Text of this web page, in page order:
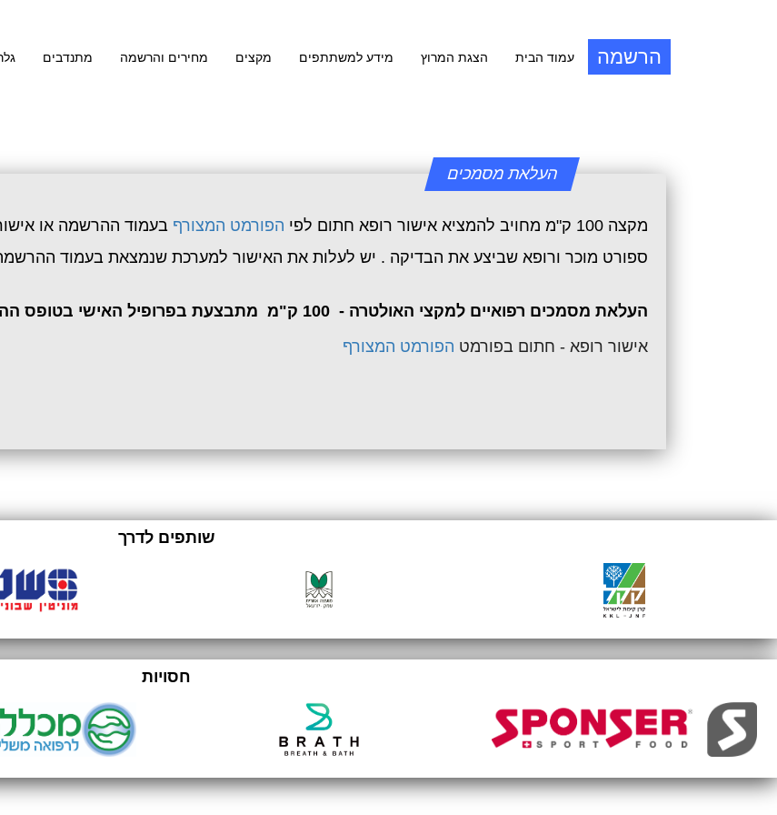
הרשמה עמוד הבית הצגת המרוץ מידע למשתתפים מקצים מחירים והרשמה מתנדבים
העלאת מסמכים
מקצה 100 ק"מ מחויב להמציא אישור רופא חתום לפי הפורמט המצורף בעמוד ההרשמה או
ספורט מוכר ורופא שביצע את הבדיקה . יש לעלות את האישור למערכת שנמצאת בעמוד
העלאת מסמכים רפואיים למקצי האולטרה - 100 ק"מ מתבצעת בפרופיל האישי בטופס ההרשמה למקצה, מיד לאחר השלמת הרישום.
אישור רופא - חתום בפורמט הפורמט המצורף
שותפים לדרך
חסויות